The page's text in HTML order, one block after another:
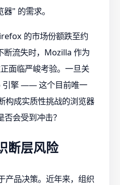
" 的需求。
的市场份额跌至约
断流失时，Mozilla 作为
面临严峻考验。一旦关
引擎 —— 这个目前唯一
构成实质性挑战的浏览器
会受到冲击？
断层风险
产品决策。近年来，组织